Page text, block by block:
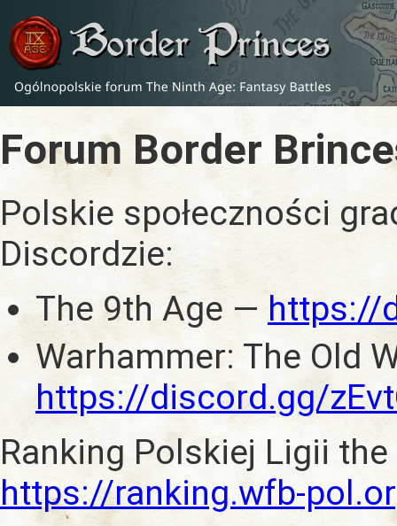
Forum Border
Polskie społeczności
Discordzie:
The 9th Age —https://
Warhammer: The Old
https://discord.gg/
Ranking Polskiej Ligii
https://ranking.wfb-